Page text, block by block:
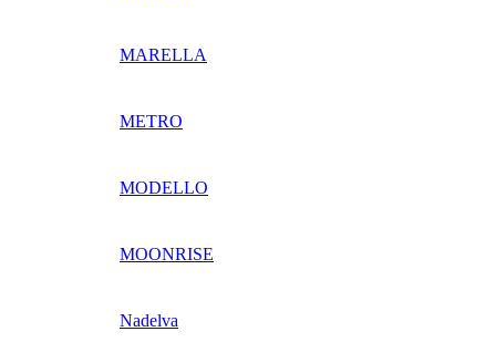
MARELLA
METRO
MODELLO
MOONRISE
Nadelva